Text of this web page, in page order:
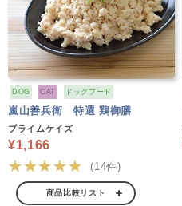
DOG CAT ドッグフード
嵐山善兵衛 特選 鶏御膳
プライムケイズ
¥1,166
★★★★★ (14件)
商品比較リスト